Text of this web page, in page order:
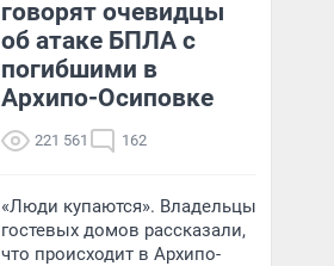
говорят очевидцы
об атаке БПЛА с
погибшими в
Архипо-Осиповке
221 561 162
«Люди купаются». Владельцы
гостевых домов рассказали,
что происходит в Архипо-